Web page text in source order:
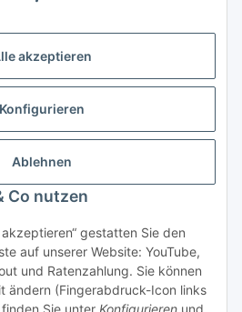
akzeptieren
Konfigurieren
Ablehnen
Co nutzen
gestatten Sie den
auf unserer Website: YouTube,
und Ratenzahlung. Sie können
ändern (Fingerabdruck-Icon links
Sie unter Konfigurieren und
widerrufen